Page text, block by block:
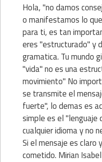
Hola, "no damos
o manifestamos lo
para ti, es tan
eres "estructurado" y
gramatica. Tu mundo
"vida" no es una
movimiento" No
se transmite el
fuerte", lo demas es
simple es el "lenguaje
cualquier idioma y no
Si el mensaje es claro
cometido. Mirian Isabel